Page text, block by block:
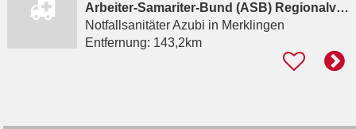
Arbeiter-Samariter-Bund (ASB) Regionalverband Alb & Stauferland
Notfallsanitäter Azubi in Merklingen
Entfernung: 143,2km